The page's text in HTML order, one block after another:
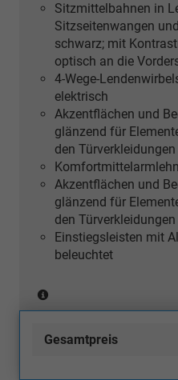
Dekoreinlagen
Holz
Linde
Sediment
silbergrau
naturell
oder
[5MF]
Dekoreinlagen
Aluminium
matt
gebürstet
silber
oder
[5TK]
Nussbaum
naturell)
Sitzmittelbahnen in
Sitzseitenwangen
schwarz; mit
optisch an die
4-Wege-
elektrisch
Akzentflächen und
glänzend für
den
Akzentflächen und
glänzend für
den
Einstiegsleisten mit
beleuchtet
in
mit
Ambiente Lichtpaket plus
belüftete
Gesamtpreis